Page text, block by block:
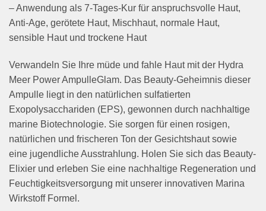
– Anwendung als 7-Tages-Kur für anspruchsvolle Haut,
Anti-Age, gerötete Haut, Mischhaut, normale Haut,
sensible Haut und trockene Haut
Verwandeln Sie Ihre müde und fahle Haut mit der Hydra
Meer Power AmpulleGlam. Das Beauty-Geheimnis dieser
Ampulle liegt in den natürlichen sulfatierten
Exopolysacchariden (EPS), gewonnen durch nachhaltige
marine Biotechnologie. Sie sorgen für einen rosigen,
natürlichen und frischeren Ton der Gesichtshaut sowie
eine jugendliche Ausstrahlung. Holen Sie sich das Beauty-
Elixier und erleben Sie eine nachhaltige Regeneration und
Feuchtigkeitsversorgung mit unserer innovativen Marina
Wirkstoff Formel.